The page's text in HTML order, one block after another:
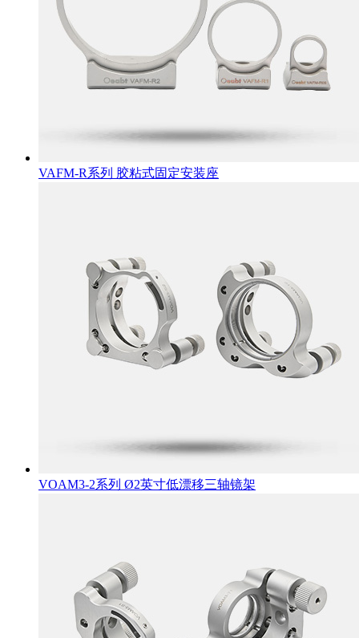
VAFM-R系列 胶粘式固定安装座
VOAM3-2系列 Ø2英寸低漂移三轴镜架